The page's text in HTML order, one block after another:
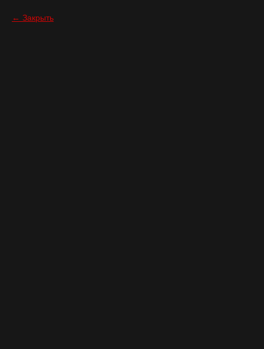
Закрыть